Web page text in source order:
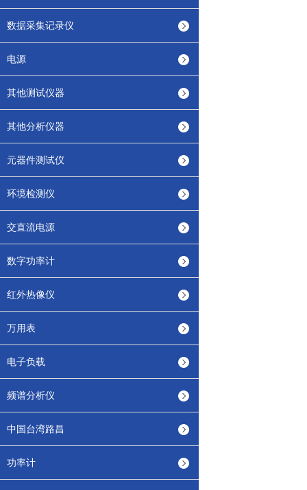
数据采集记录仪
电源
其他测试仪器
其他分析仪器
元器件测试仪
环境检测仪
交直流电源
数字功率计
红外热像仪
万用表
电子负载
频谱分析仪
中国台湾路昌
功率计